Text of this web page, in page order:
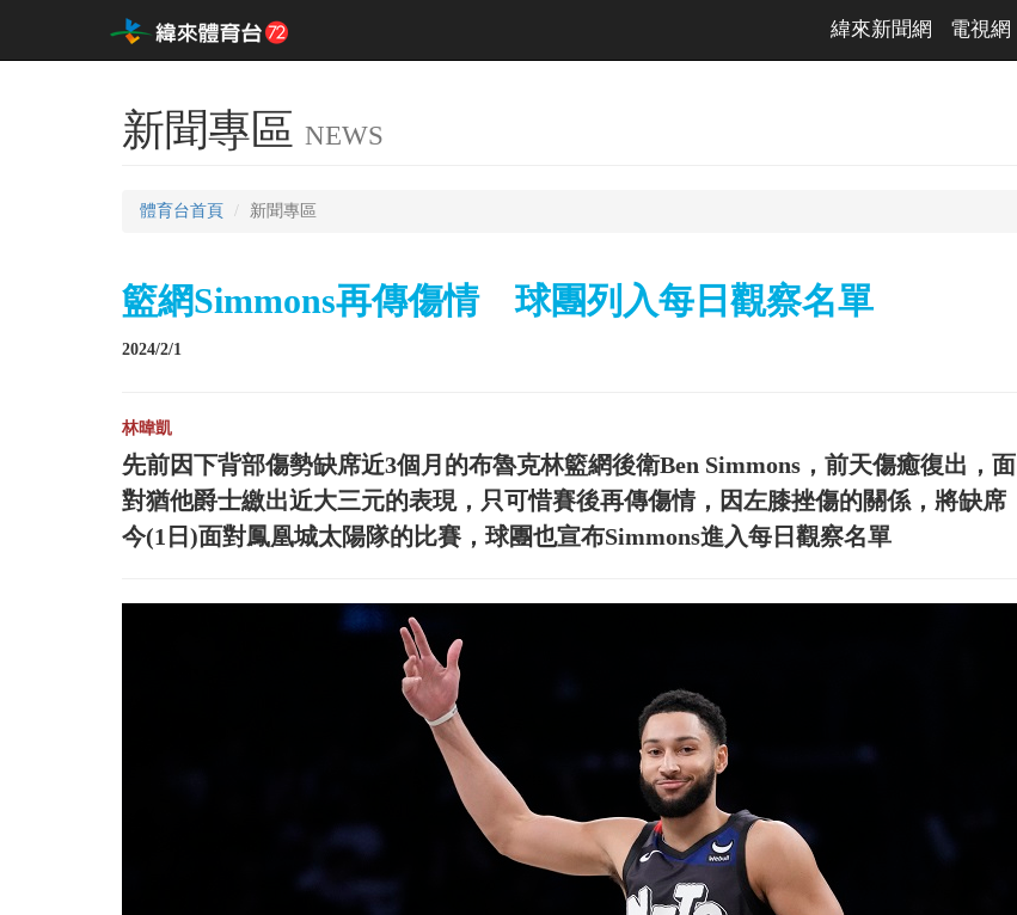
緯來新聞網 電視網
新聞專區 NEWS
體育台首頁 新聞專區
籃網Simmons再傳傷情 球團列入每日觀察名單
2024/2/1
林暐凱
先前因下背部傷勢缺席近3個月的布魯克林籃網後衛Ben Simmons，前天傷癒復出，面
對猶他爵士繳出近大三元的表現，只可惜賽後再傳傷情，因左膝挫傷的關係，將缺席
今(1日)面對鳳凰城太陽隊的比賽，球團也宣布Simmons進入每日觀察名單